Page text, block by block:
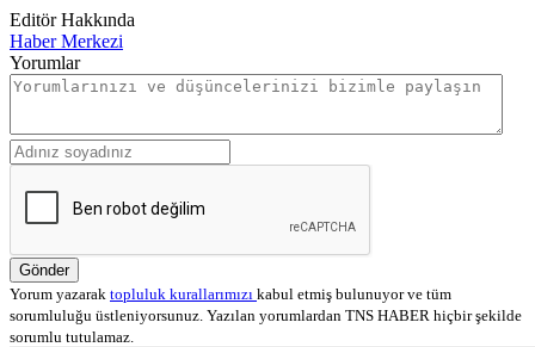
Editör Hakkında
Haber Merkezi
Yorumlar
Gönder
Yorum yazarak topluluk kurallarımızı kabul etmiş bulunuyor ve tüm
sorumluluğu üstleniyorsunuz. Yazılan yorumlardan TNS HABER hiçbir şekilde
sorumlu tutulamaz.